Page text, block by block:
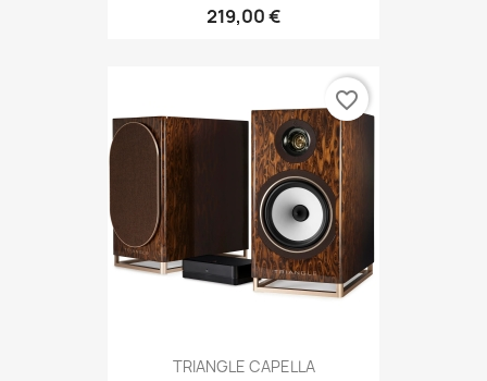
219,00 €
TRIANGLE CAPELLA
favorite_border